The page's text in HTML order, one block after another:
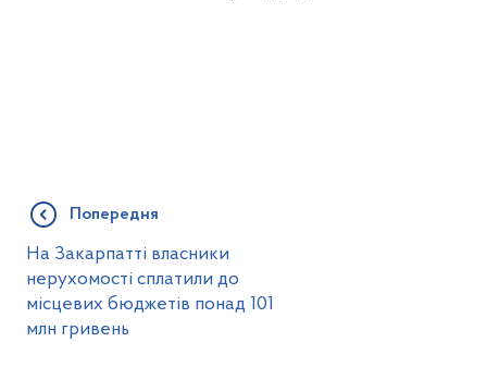
Попередня
На Закарпатті власники
нерухомості сплатили до
місцевих бюджетів понад 101
млн гривень